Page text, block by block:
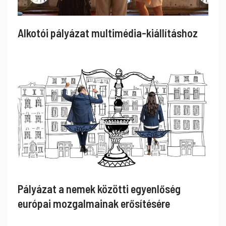
Alkotói pályázat multimédia-kiállításhoz
Pályázat a nemek közötti egyenlőség
európai mozgalmainak erősítésére